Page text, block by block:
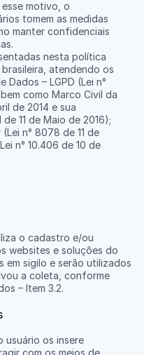
tomem as medidas
manter confidenciais
nesta política
atendendo os
Dados – LGPD (Lei n°
como Marco Civil da
de 2014 e sua
11 de Maio de 2016);
n° 8078 de 11 de
n° 10.406 de 10 de
o cadastro e/ou
em sigilo e serão utilizados
a coleta, conforme
– Item 3.2.
usuário os insere
com os meios de